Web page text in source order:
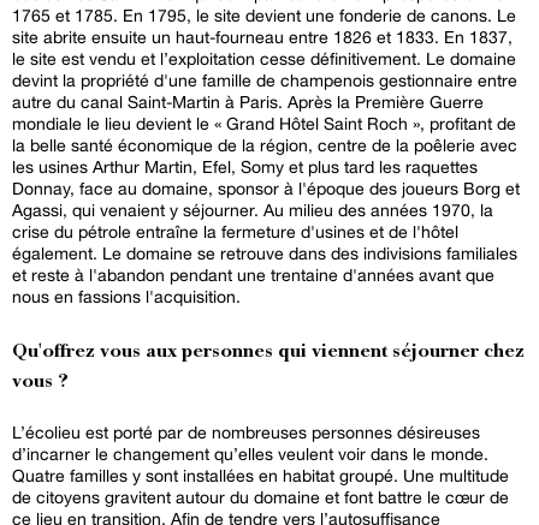
1765 et 1785. En 1795, le site devient une fonderie de canons. Le
site abrite ensuite un haut-fourneau entre 1826 et 1833. En 1837,
le site est vendu et l’exploitation cesse définitivement. Le domaine
devint la propriété d'une famille de champenois gestionnaire entre
autre du canal Saint-Martin à Paris. Après la Première Guerre
mondiale le lieu devient le « Grand Hôtel Saint Roch », profitant de
la belle santé économique de la région, centre de la poêlerie avec
les usines Arthur Martin, Efel, Somy et plus tard les raquettes
Donnay, face au domaine, sponsor à l'époque des joueurs Borg et
Agassi, qui venaient y séjourner. Au milieu des années 1970, la
crise du pétrole entraîne la fermeture d'usines et de l'hôtel
également. Le domaine se retrouve dans des indivisions familiales
et reste à l'abandon pendant une trentaine d'années avant que
nous en fassions l'acquisition.
Qu'offrez vous aux personnes qui viennent séjourner chez
vous ?
L’écolieu est porté par de nombreuses personnes désireuses
d’incarner le changement qu’elles veulent voir dans le monde.
Quatre familles y sont installées en habitat groupé. Une multitude
de citoyens gravitent autour du domaine et font battre le cœur de
ce lieu en transition. Afin de tendre vers l’autosuffisance